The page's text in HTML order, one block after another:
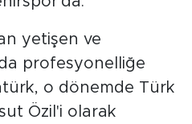
yetişen ve
profesyonelliğe
o dönemde Türk
Özil'i olarak